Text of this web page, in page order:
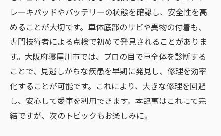
レーキパッドやバッテリーの状態を確認し、安全性を高
めることが大切です。車体底部のサビや異物の付着も、
専門技術者による点検で初めて発見されることがありま
す。大阪府寝屋川市では、プロの目で車全体を診断する
ことで、見逃しがちな疾患を早期に発見し、修理を効率
化することが可能です。これにより、大きな修理を回避
し、安心して愛車を利用できます。本記事はこれにて完
結ですが、次のトピックもお楽しみに。